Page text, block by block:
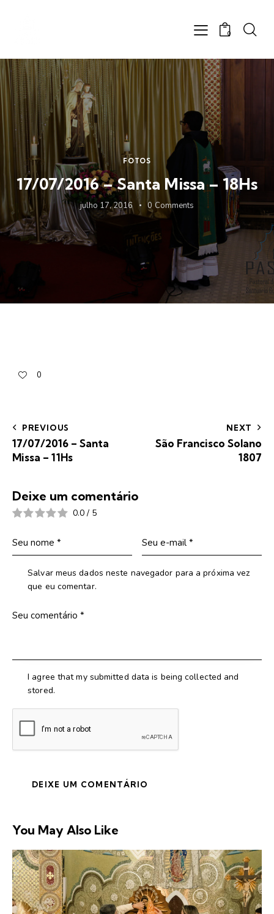
0
FOTOS
17/07/2016 – Santa Missa – 18Hs
julho 17, 2016 0 Comments
0
PREVIOUS
17/07/2016 – Santa
Missa – 11Hs
NEXT
São Francisco Solano
1807
Deixe um comentário
0.0 / 5
Salvar meus dados neste navegador para a próxima vez
que eu comentar.
I agree that my submitted data is being collected and
stored.
You May Also Like